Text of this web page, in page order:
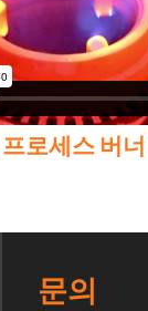
로세스 버
문의